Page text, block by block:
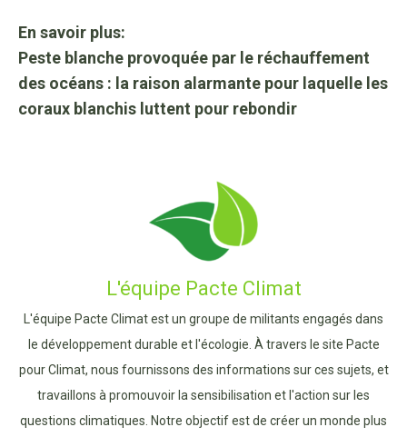
En savoir plus:
Peste blanche provoquée par le réchauffement
des océans : la raison alarmante pour laquelle les
coraux blanchis luttent pour rebondir
L'équipe Pacte Climat
L'équipe Pacte Climat est un groupe de militants engagés dans
le développement durable et l'écologie. À travers le site Pacte
pour Climat, nous fournissons des informations sur ces sujets, et
travaillons à promouvoir la sensibilisation et l'action sur les
questions climatiques. Notre objectif est de créer un monde plus